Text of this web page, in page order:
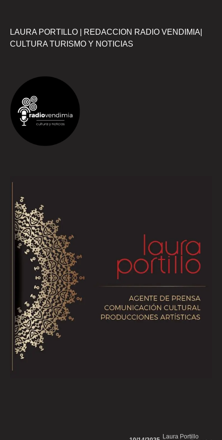
LAURA PORTILLO | REDACCION RADIO VENDIMIA|
CULTURA TURISMO Y NOTICIAS
Laura Portillo